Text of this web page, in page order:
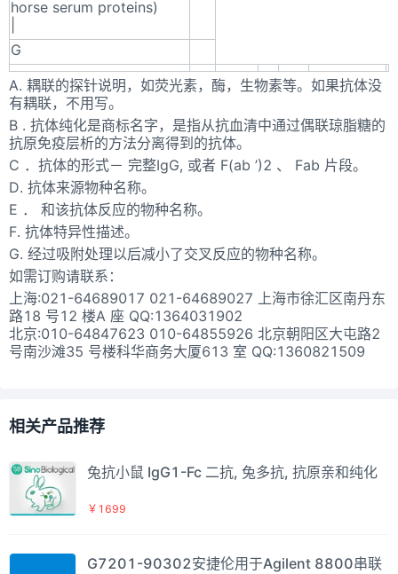
horse serum proteins)
G
A. 耦联的探针说明，如荧光素，酶，生物素等。如果抗体没
有耦联，不用写。
B . 抗体纯化是商标名字，是指从抗血清中通过偶联琼脂糖的
抗原免疫层析的方法分离得到的抗体。
C ．抗体的形式－ 完整IgG, 或者 F(ab ’)2 、 Fab 片段。
D. 抗体来源物种名称。
E ． 和该抗体反应的物种名称。
F. 抗体特异性描述。
G. 经过吸附处理以后减小了交叉反应的物种名称。
如需订购请联系：
上海:021-64689017 021-64689027 上海市徐汇区南丹东
路18 号12 楼A 座 QQ:1364031902
北京:010-64847623 010-64855926 北京朝阳区大屯路2
号南沙滩35 号楼科华商务大厦613 室 QQ:1360821509
相关产品推荐
兔抗小鼠 IgG1-Fc 二抗, 兔多抗, 抗原亲和纯化
￥1699
G7201-90302安捷伦用于Agilent 8800串联